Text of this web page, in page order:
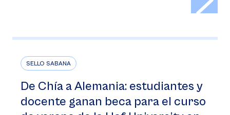
SELLO SABANA
De Chía a Alemania: estudiantes y
docente ganan beca para el curso